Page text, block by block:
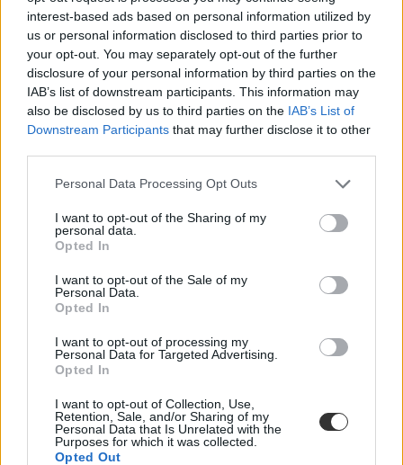
interest-based ads based on personal information utilized by
us or personal information disclosed to third parties prior to
your opt-out. You may separately opt-out of the further
disclosure of your personal information by third parties on the
IAB’s list of downstream participants. This information may
also be disclosed by us to third parties on the IAB’s List of
Downstream Participants that may further disclose it to other
Personal Data Processing Opt Outs
I want to opt-out of the Sharing of my
personal data.
Opted In
I want to opt-out of the Sale of my
Personal Data.
Opted In
I want to opt-out of processing my
Personal Data for Targeted Advertising.
Opted In
I want to opt-out of Collection, Use,
Retention, Sale, and/or Sharing of my
Personal Data that Is Unrelated with the
Purposes for which it was collected.
Opted Out
és arra elég, hogy az Európai Bizottsággal kötött megállapodásnak
megfelelően, a diplomás átlagbérek 80 százalékához
felzárkóztassák, és 2031-ig ezen a szinten tartsák a pedagógusok
fizetését.
Hozzátette, hogy Nyugat-Európában is vegyes szinten mozog a
tanári pálya elismertsége: van, ahol az OECD által felállított táblázat
100 százaléka körüliek a tanári fizetések, olyan is akad, ahol annál is
magasabbak, de a többi diplomás pályához viszonyítva átlagosan
mégiscsak annak a 80–90 százalékát keresik az uniós országokban
Korábban azEduline is megírta
, hogy a nevelést és oktatást
közvetlenül segítők bérei továbbra is elképesztően alacsonyak, és
titkárok, pedagógiai asszisztensek béremelését. Egy pedagógiai
asszisztens nemrég úgy fogalmazott a fizetéséről, „éhen halni pont
elég”. A december 9-i bértárgyaláson Maruzsa Zoltán köznevelésért
nevelést és oktatást közvetlenül segítők és a technikai dolgozók a
kötelező minimálbér és garantált bérminimum emelésén kívül
számíthatnak egyéb béremelésre
adókedvezményekkel együtt is havi 250-300 ezer forint között